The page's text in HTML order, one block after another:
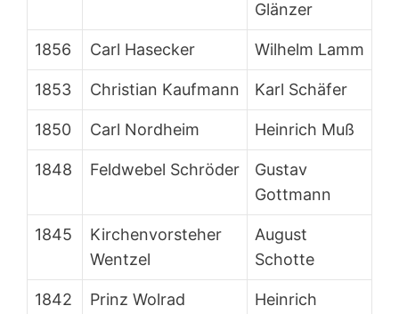
Glänzer
1856 Carl Hasecker Wilhelm Lamm
1853 Christian Kaufmann Karl Schäfer
1850 Carl Nordheim Heinrich Muß
1848 Feldwebel Schröder
Gustav
Gottmann
1845
Kirchenvorsteher
Wentzel
August
Schotte
1842
Prinz Wolrad
Heinrich